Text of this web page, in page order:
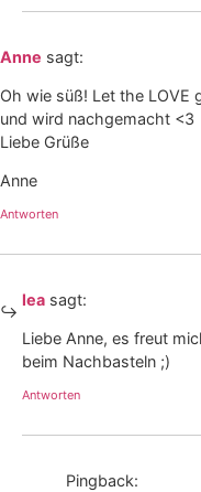
Anne sagt:
Oh wie süß! Let the LOVE
und wird nachgemacht <3
Liebe Grüße
Anne
Antworten
lea sagt:
Liebe Anne, es freut
beim Nachbasteln ;)
Antworten
Pingback: